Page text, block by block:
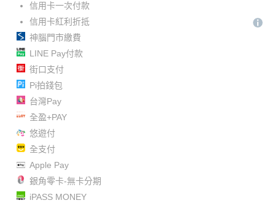
信用卡一次付款
信用卡紅利折抵
神腦門市繳費
LINE Pay付款
街口支付
Pi拍錢包
台灣Pay
全盈+PAY
悠遊付
全支付
Apple Pay
銀角零卡-無卡分期
iPASS MONEY